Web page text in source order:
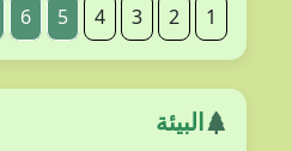
1
2
3
4
5
6
البيئة